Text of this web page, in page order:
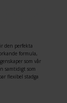
den perfekta
formula,
som vår
samtidigt som
flexibel stadga